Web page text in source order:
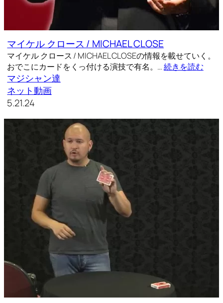
マイケル クロース / MICHAEL CLOSE
マイケル クロース / MICHAEL CLOSEの情報を載せていく。
おでこにカードをくっ付ける演技で有名。…続きを読む
マジシャン達
ネット動画
5.21.24